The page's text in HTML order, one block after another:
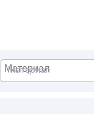
Материал